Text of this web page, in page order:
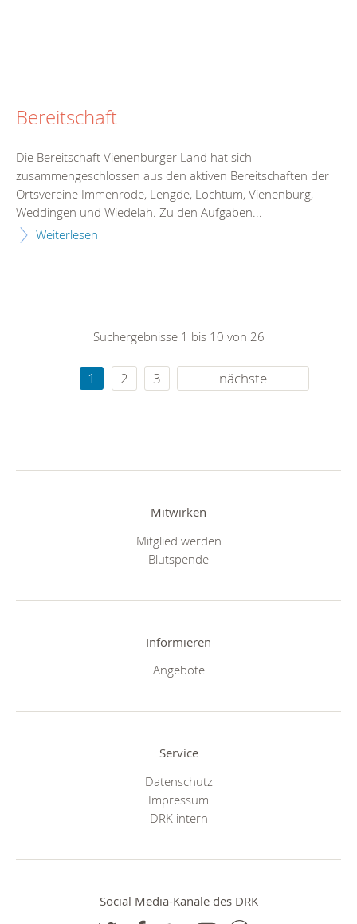
Bereitschaft
Die Bereitschaft Vienenburger Land hat sich
zusammengeschlossen aus den aktiven Bereitschaften der
Ortsvereine Immenrode, Lengde, Lochtum, Vienenburg,
Weddingen und Wiedelah. Zu den Aufgaben...
Weiterlesen
Suchergebnisse 1 bis 10 von 26
1 2 3 nächste
Mitwirken
Mitglied werden
Blutspende
Informieren
Angebote
Service
Datenschutz
Impressum
DRK intern
Social Media-Kanäle des DRK